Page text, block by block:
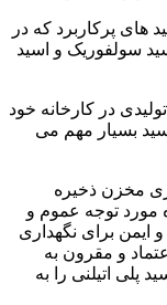
های پرکاربرد که در
سولفوریک و اسید
در کارخانه خود
بسیار مهم می
مخزن ذخیره
توجه عموم و
ایمن برای نگهداری
و مقرون به
پلی اتیلنی را به